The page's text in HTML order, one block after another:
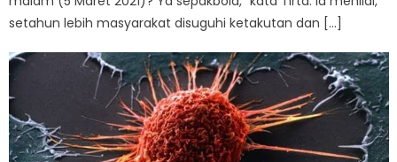
setahun lebih masyarakat disuguhi ketakutan dan […]